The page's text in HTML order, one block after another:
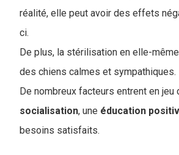
réalité, elle peut avoir des effets
ci.
De plus, la stérilisation en elle-
des chiens calmes et sympathiques.
De nombreux facteurs entrent en jeu
socialisation, une éducation
besoins satisfaits.